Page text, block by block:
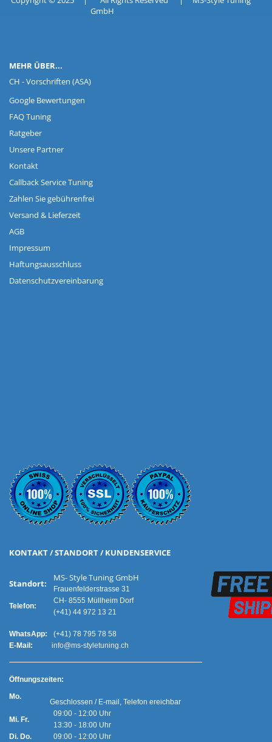
GmbH
MEHR ÜBER...
CH - Vorschriften (ASA)
Google Bewertungen
FAQ Tuning
Ratgeber
Unsere Partner
Kontakt
Callback Service Tuning
Zahlen Sie gebührenfrei
Versand & Lieferzeit
AGB
Impressum
Haftungsausschluss
Datenschutzvereinbarung
KONTAKT / STANDORT / KUNDENSERVICE
Standort:
Telefon:
MS- Style Tuning GmbH
Frauenfelderstrasse 31
CH- 8555 Müllheim Dorf
(+41) 44 972 13 21
WhatsApp:
(+41) 78 795 78 58
E-Mail:
info@ms-styletuning.ch
Öffnungszeiten:
Mo.
Mi. Fr.
Geschlossen / E-mail, Telefon ereichbar
09:00 - 12:00 Uhr
13:30 - 18:00 Uhr
Di. Do.
09:00 - 12:00 Uhr